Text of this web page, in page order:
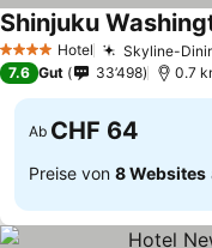
4 Sterne Hotel Skyline-
Shinjuku
7.6 Gut 33’498 0.7
Ab CHF 64
Preise von 8 Websites